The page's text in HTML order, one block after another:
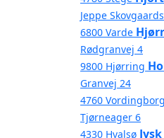
Jeppe
6800 Varde
Rødgranvej 4
9800 Hjørring
Granvej 24
4760 Vordingborg
Tjørneager 6
4330 Hvalsø